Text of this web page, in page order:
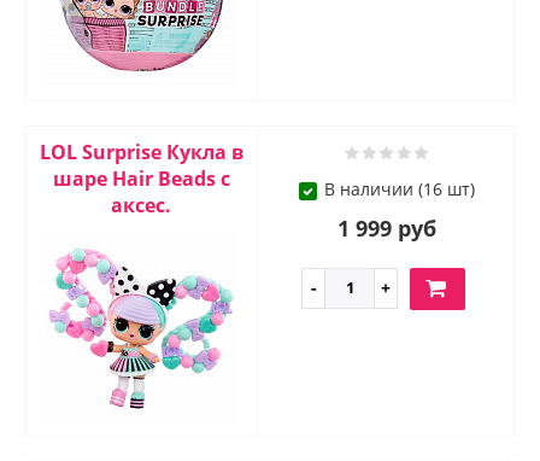
LOL Surprise Кукла в
шаре Hair Beads с
аксес.
В наличии (16 шт)
1 999 руб